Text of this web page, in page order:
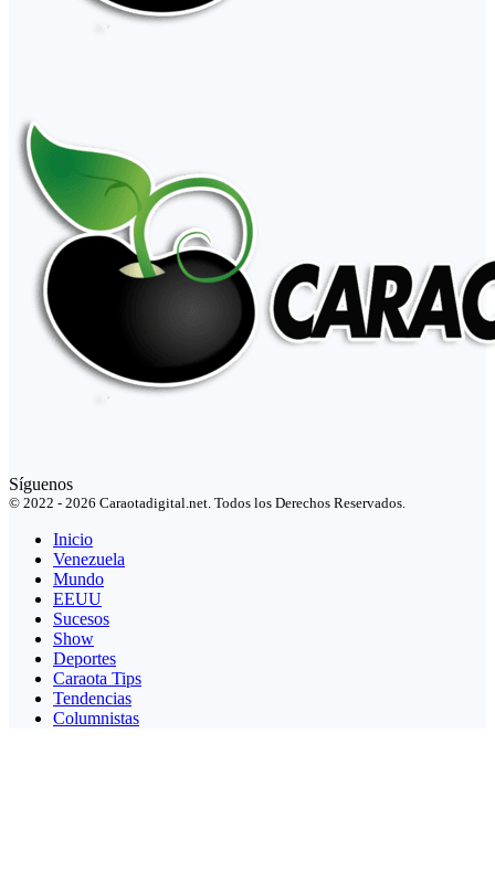
Síguenos
© 2022 - 2026 Caraotadigital.net. Todos los Derechos Reservados.
Inicio
Venezuela
Mundo
EEUU
Sucesos
Show
Deportes
Caraota Tips
Tendencias
Columnistas